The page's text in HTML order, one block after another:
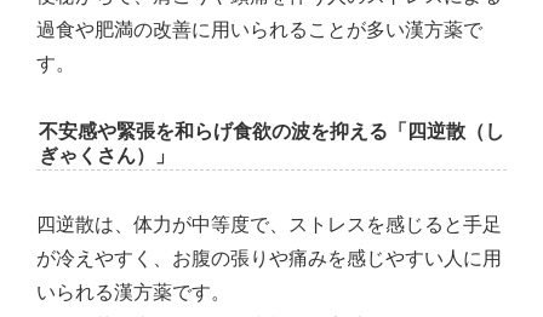
過食や肥満の改善に用いられることが多い漢方薬で
す。
不安感や緊張を和らげ食欲の波を抑える「四逆散（し
ぎゃくさん）」
四逆散は、体力が中等度で、ストレスを感じると手足
が冷えやすく、お腹の張りや痛みを感じやすい人に用
いられる漢方薬です。